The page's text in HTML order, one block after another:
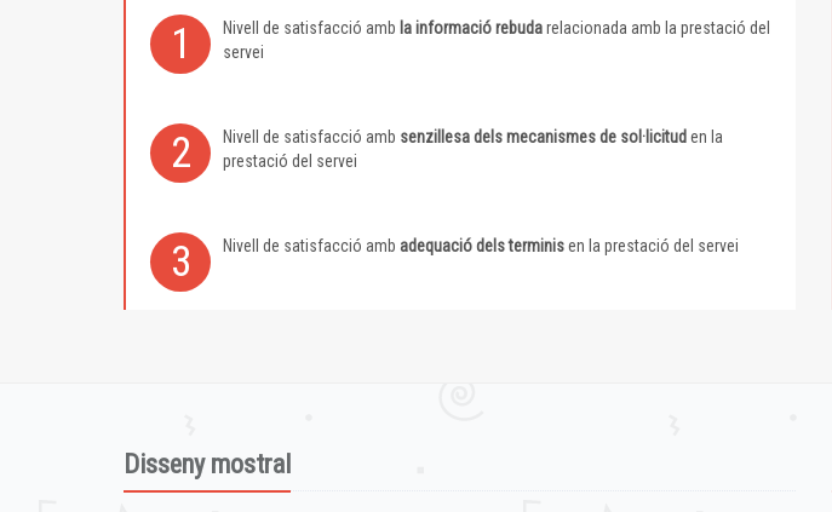
1 Nivell de satisfacció amb la informació rebudarelacionada amb la prestació del
servei
2 Nivell de satisfacció amb senzillesa dels mecanismes de sol·licitud en la
prestació del servei
3 Nivell de satisfacció amb adequació dels terminisen la prestació del servei
Disseny mostral